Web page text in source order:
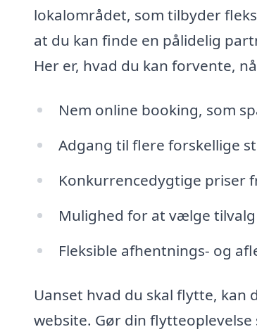
lokalområdet, som tilbyder
at du kan finde en pålidelig
Her er, hvad du kan forvente,
Nem online booking, som
Adgang til flere forskellige
Konkurrencedygtige priser
Mulighed for at vælge
Fleksible afhentnings- og
Uanset hvad du skal flytte, kan
website. Gør din